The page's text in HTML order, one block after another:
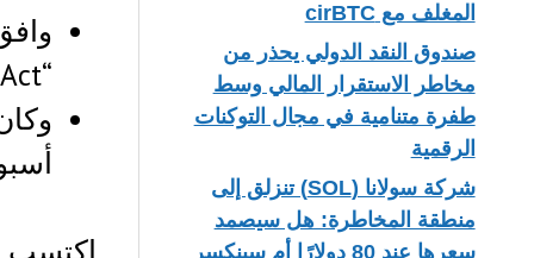
المغلف مع cirBTC
صندوق النقد الدولي يحذر من
مخاطر الاستقرار المالي وسط
طفرة متنامية في مجال التوكنات
الرقمية
شركة سولانا (SOL) تنزلق إلى
منطقة المخاطرة: هل سيصمد
سعرها عند 80 دولارًا أم سينكسر
“GENIUS Act” للموافقة النهائية.